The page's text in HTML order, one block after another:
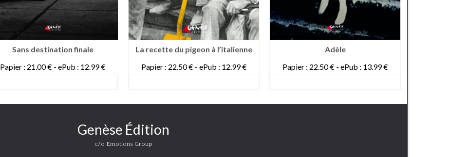
Sans destination finale
Papier : 21.00 € - ePub : 12.99 €
La recette du pigeon à l’italienne
Papier : 22.50 € - ePub : 12.99 €
Adèle
Papier : 22.50 € - ePub : 13.99 €
Genèse Édition
c/o Emotions Group